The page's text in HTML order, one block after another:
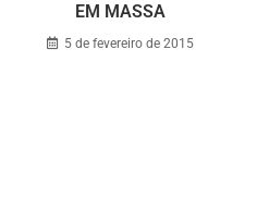
EM MASSA
5 de fevereiro de 2015